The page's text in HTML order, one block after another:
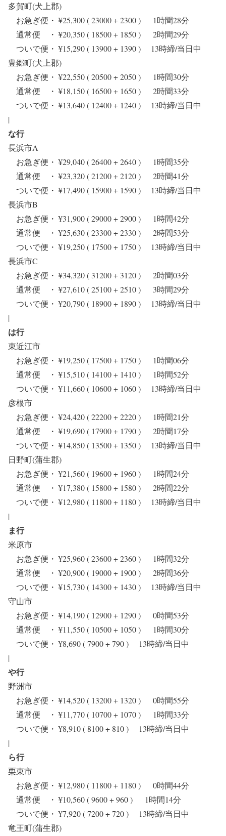
多賀町(犬上郡)
お急ぎ便・ ¥25,300 ( 23000 + 2300 ) 1時間28分
通常便 ・ ¥20,350 ( 18500 + 1850 ) 2時間29分
ついで便・ ¥15,290 ( 13900 + 1390 ) 13時締/当日中
豊郷町(犬上郡)
お急ぎ便・ ¥22,550 ( 20500 + 2050 ) 1時間30分
通常便 ・ ¥18,150 ( 16500 + 1650 ) 2時間33分
ついで便・ ¥13,640 ( 12400 + 1240 ) 13時締/当日中
|
な行
長浜市A
お急ぎ便・ ¥29,040 ( 26400 + 2640 ) 1時間35分
通常便 ・ ¥23,320 ( 21200 + 2120 ) 2時間41分
ついで便・ ¥17,490 ( 15900 + 1590 ) 13時締/当日中
長浜市B
お急ぎ便・ ¥31,900 ( 29000 + 2900 ) 1時間42分
通常便 ・ ¥25,630 ( 23300 + 2330 ) 2時間53分
ついで便・ ¥19,250 ( 17500 + 1750 ) 13時締/当日中
長浜市C
お急ぎ便・ ¥34,320 ( 31200 + 3120 ) 2時間03分
通常便 ・ ¥27,610 ( 25100 + 2510 ) 3時間29分
ついで便・ ¥20,790 ( 18900 + 1890 ) 13時締/当日中
|
は行
東近江市
お急ぎ便・ ¥19,250 ( 17500 + 1750 ) 1時間06分
通常便 ・ ¥15,510 ( 14100 + 1410 ) 1時間52分
ついで便・ ¥11,660 ( 10600 + 1060 ) 13時締/当日中
彦根市
お急ぎ便・ ¥24,420 ( 22200 + 2220 ) 1時間21分
通常便 ・ ¥19,690 ( 17900 + 1790 ) 2時間17分
ついで便・ ¥14,850 ( 13500 + 1350 ) 13時締/当日中
日野町(蒲生郡)
お急ぎ便・ ¥21,560 ( 19600 + 1960 ) 1時間24分
通常便 ・ ¥17,380 ( 15800 + 1580 ) 2時間22分
ついで便・ ¥12,980 ( 11800 + 1180 ) 13時締/当日中
|
ま行
米原市
お急ぎ便・ ¥25,960 ( 23600 + 2360 ) 1時間32分
通常便 ・ ¥20,900 ( 19000 + 1900 ) 2時間36分
ついで便・ ¥15,730 ( 14300 + 1430 ) 13時締/当日中
守山市
お急ぎ便・ ¥14,190 ( 12900 + 1290 ) 0時間53分
通常便 ・ ¥11,550 ( 10500 + 1050 ) 1時間30分
ついで便・ ¥8,690 ( 7900 + 790 ) 13時締/当日中
|
や行
野洲市
お急ぎ便・ ¥14,520 ( 13200 + 1320 ) 0時間55分
通常便 ・ ¥11,770 ( 10700 + 1070 ) 1時間33分
ついで便・ ¥8,910 ( 8100 + 810 ) 13時締/当日中
|
ら行
栗東市
お急ぎ便・ ¥12,980 ( 11800 + 1180 ) 0時間44分
通常便 ・ ¥10,560 ( 9600 + 960 ) 1時間14分
ついで便・ ¥7,920 ( 7200 + 720 ) 13時締/当日中
竜王町(蒲生郡)